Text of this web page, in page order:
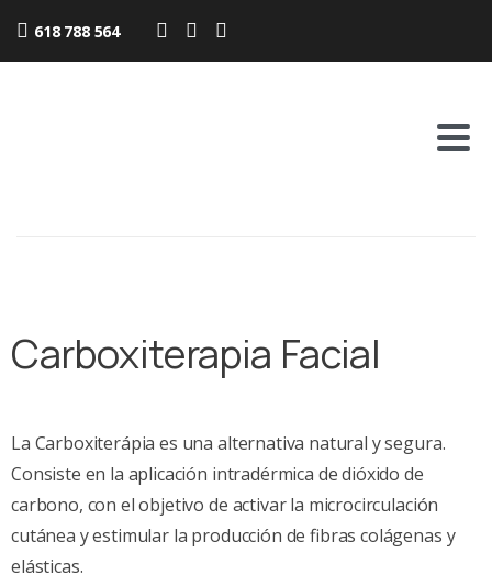
618 788 564
Carboxiterapia Facial
La Carboxiterápia es una alternativa natural y segura.
Consiste en la aplicación intradérmica de dióxido de
carbono, con el objetivo de activar la microcirculación
cutánea y estimular la producción de fibras colágenas y
elásticas.